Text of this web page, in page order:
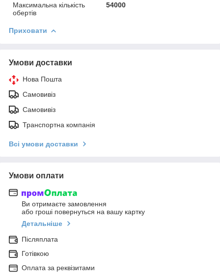
Максимальна кількість
обертів
54000
Приховати
Умови доставки
Нова Пошта
Самовивіз
Самовивіз
Транспортна компанія
Всі умови доставки
Умови оплати
Ви отримаєте замовлення
або гроші повернуться на вашу картку
Детальніше
Післяплата
Готівкою
Оплата за реквізитами